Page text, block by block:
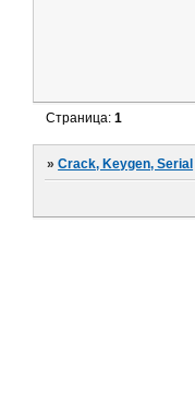
Страница:1
»Crack, Keygen, Serial